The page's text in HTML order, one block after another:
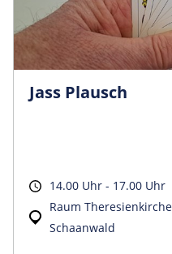
Jass Plausch
14.00 Uhr - 17.00 Uhr
Raum
Schaanwald